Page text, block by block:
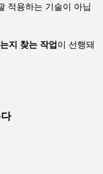
적용하는 기술이 아닙
지 찾는 작업 이 선행돼